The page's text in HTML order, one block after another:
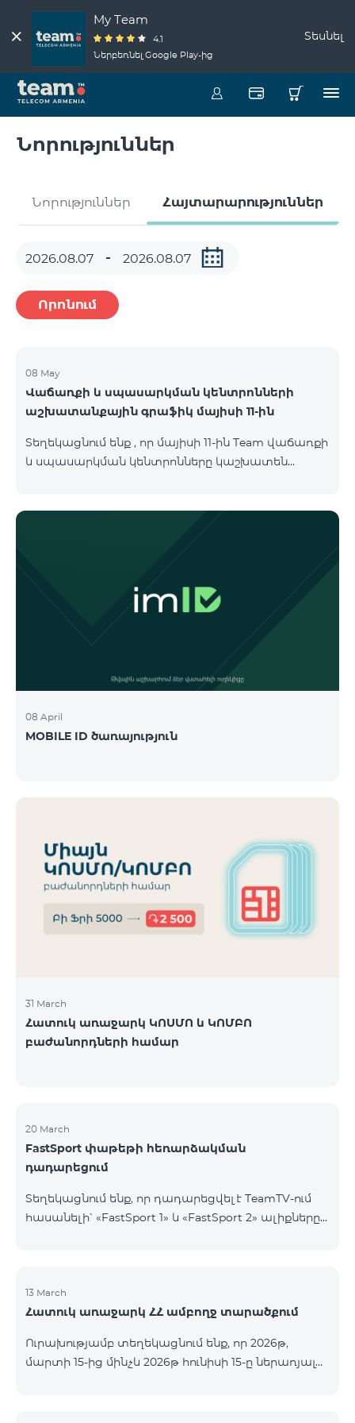
My Team
4.1
Ներբեռնել Google Play-ից
Տեսնել
Նորություններ
Նորություններ Հայտարարություններ
Որոնում
08 May
Վաճառքի և սպասարկման կենտրոնների
աշխատանքային գրաֆիկ մայիսի 11-ին
Տեղեկացնում ենք , որ մայիսի 11-ին Team վաճառքի
և սպասարկման կենտրոնները կաշխատեն
ՀԱԹ 09:00-20:00 09:00-17:00 Երևան Ազատություն
09:00-19:00 09:00-17:00 Երևան Կոմիտաս 1 09:00-
08 April
MOBILE ID ծառայություն
31 March
Հատուկ առաջարկ ԿՈՍՄՈ և ԿՈՄԲՈ
բաժանորդների համար
20 March
FastSport փաթեթի հեռարձակման
դադարեցում
Տեղեկացնում ենք, որ դադարեցվել է TeamTV-ում
հասանելի՝ «FastSport 1» և «FastSport 2» ալիքները
Հարցերի կամ լրացուցիչ տեղեկությունների
համար խնդրում ենք դիմել «Ֆասթ Մեդիա»
13 March
Հատուկ առաջարկ ՀՀ ամբողջ տարածքում
Ուրախությամբ տեղեկացնում ենք, որ 2026թ,
մարտի 15-ից մինչև 2026թ հունիսի 15-ը ներառյալ